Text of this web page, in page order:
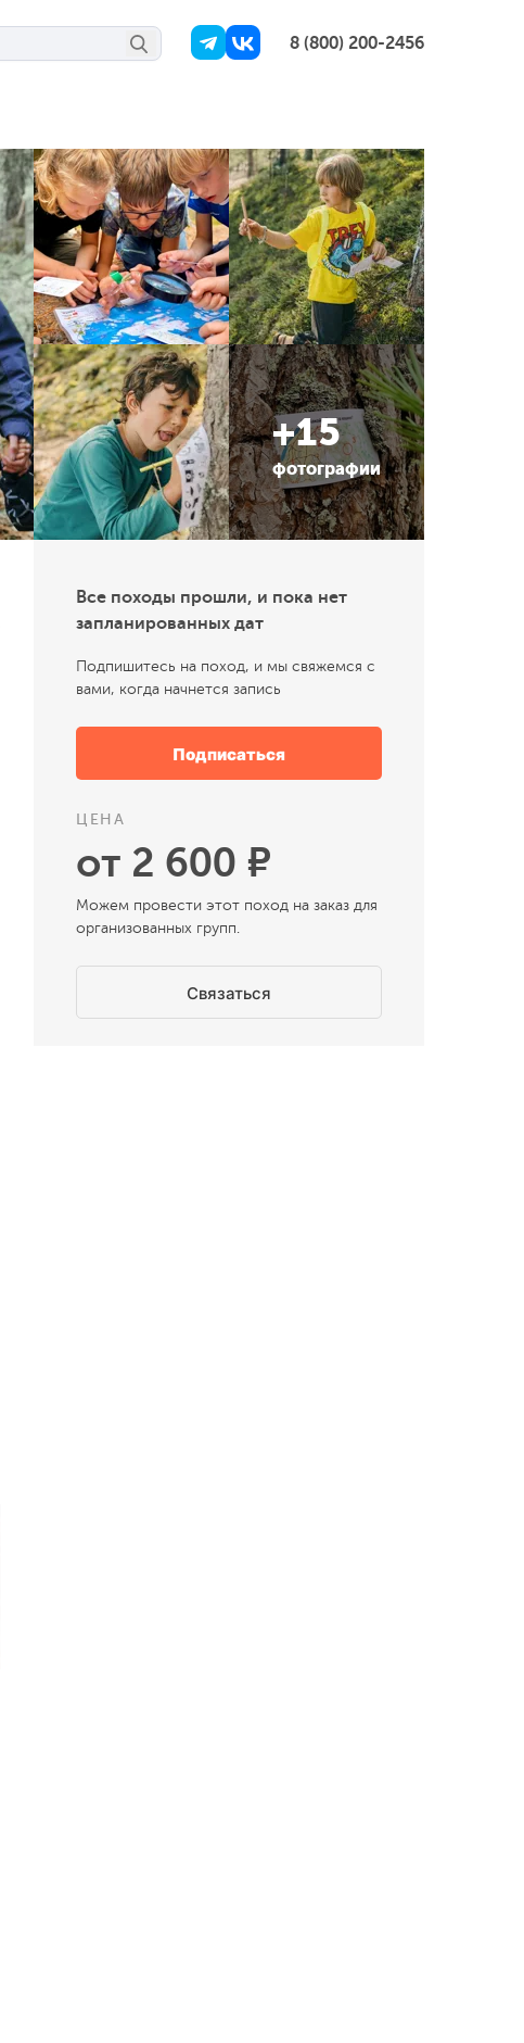
8 (800) 200-2456
+15
фотографии
Все походы прошли, и пока нет
запланированных дат
Подпишитесь на поход, и мы свяжемся с
вами, когда начнется запись
Подписаться
ЦЕНА
от 2 600 ₽
Можем провести этот поход на заказ для
организованных групп.
Связаться